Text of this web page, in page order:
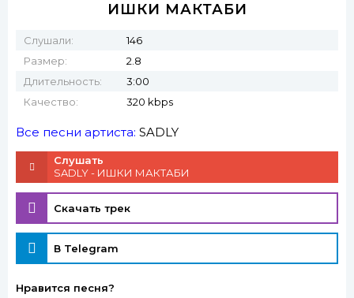
ИШКИ МАКТАБИ
Слушали:
146
Размер:
2.8
Длительность:
3:00
Качество:
320 kbps
Все песни артиста: SADLY
Слушать
SADLY - ИШКИ МАКТАБИ
Скачать трек
В Telegram
Нравится песня?